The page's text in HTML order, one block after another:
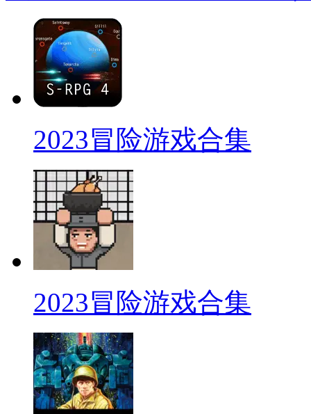
2023冒险游戏合集
2023冒险游戏合集